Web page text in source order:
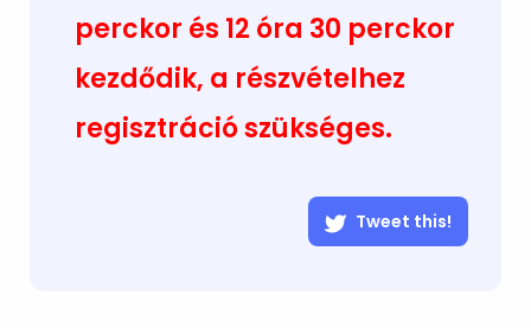
perckor és 12 óra 30 perckor
kezdődik, a részvételhez
regisztráció szükséges.
Tweet this!